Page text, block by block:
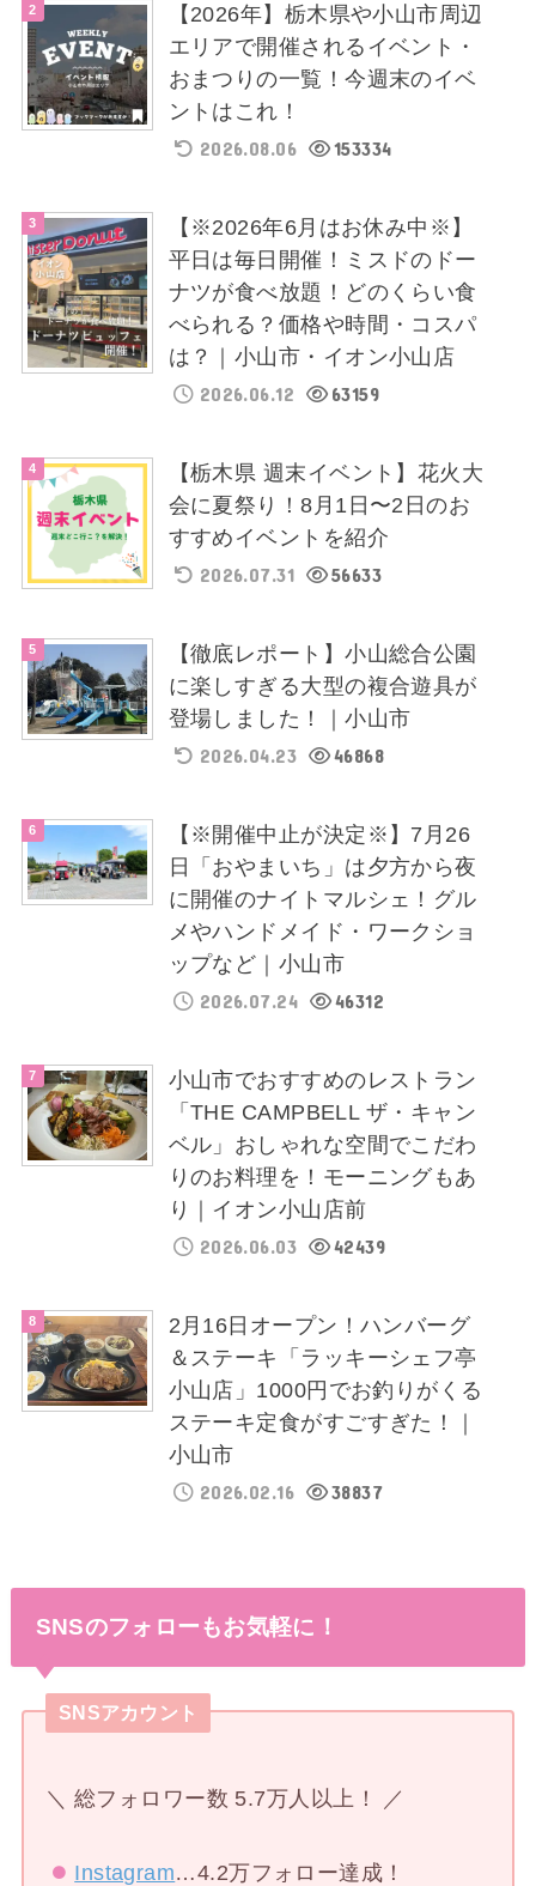
【2026年】栃木県や小山市周辺
エリアで開催されるイベント・
おまつりの一覧！今週末のイベ
ントはこれ！
2026.08.06 153334
【※2026年6月はお休み中※】
平日は毎日開催！ミスドのドー
ナツが食べ放題！どのくらい食
べられる？価格や時間・コスパ
は？｜小山市・イオン小山店
2026.06.12 63159
【栃木県 週末イベント】花火大
会に夏祭り！8月1日〜2日のお
すすめイベントを紹介
2026.07.31 56633
【徹底レポート】小山総合公園
に楽しすぎる大型の複合遊具が
登場しました！｜小山市
2026.04.23 46868
【※開催中止が決定※】7月26
日「おやまいち」は夕方から夜
に開催のナイトマルシェ！グル
メやハンドメイド・ワークショ
ップなど｜小山市
2026.07.24 46312
小山市でおすすめのレストラン
「THE CAMPBELL ザ・キャン
ベル」おしゃれな空間でこだわ
りのお料理を！モーニングもあ
り｜イオン小山店前
2026.06.03 42439
2月16日オープン！ハンバーグ
＆ステーキ「ラッキーシェフ亭
小山店」1000円でお釣りがくる
ステーキ定食がすごすぎた！｜
小山市
2026.02.16 38837
SNSのフォローもお気軽に！
SNSアカウント
＼ 総フォロワー数 5.7万人以上！ ／
Instagram…4.2万フォロー達成！